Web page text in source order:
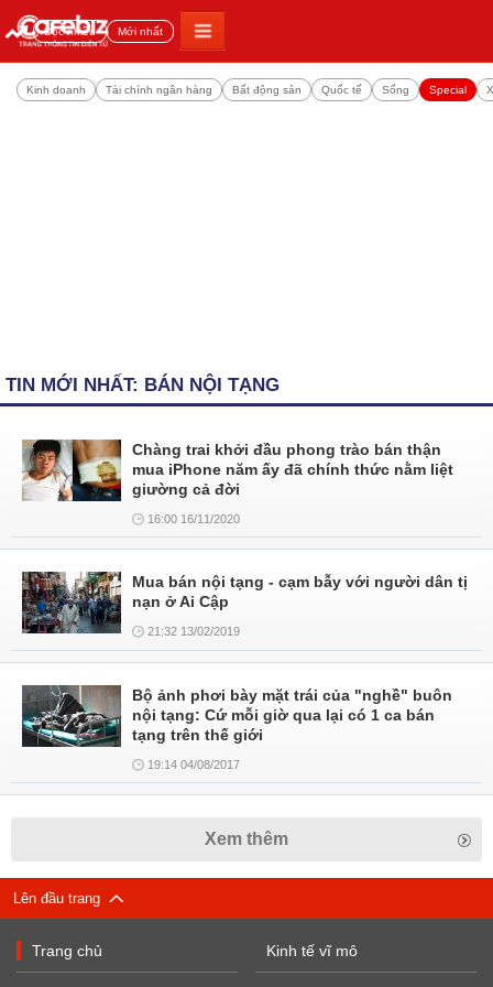
Đọc nhiều Mới nhất
Kinh doanh Tài chính ngân hàng Bất động sản Quốc tế Sống Special
TIN MỚI NHẤT: BÁN NỘI TẠNG
Chàng trai khởi đầu phong trào bán thận
mua iPhone năm ấy đã chính thức nằm liệt
giường cả đời
16:00 16/11/2020
Mua bán nội tạng - cạm bẫy với người dân tị
nạn ở Ai Cập
21:32 13/02/2019
Bộ ảnh phơi bày mặt trái của "nghề" buôn
nội tạng: Cứ mỗi giờ qua lại có 1 ca bán
tạng trên thế giới
19:14 04/08/2017
Xem thêm
Lên đầu trang
Trang chủ Kinh tế vĩ mô